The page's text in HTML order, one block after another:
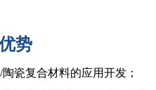
势
瓷复合材料的应用开发；